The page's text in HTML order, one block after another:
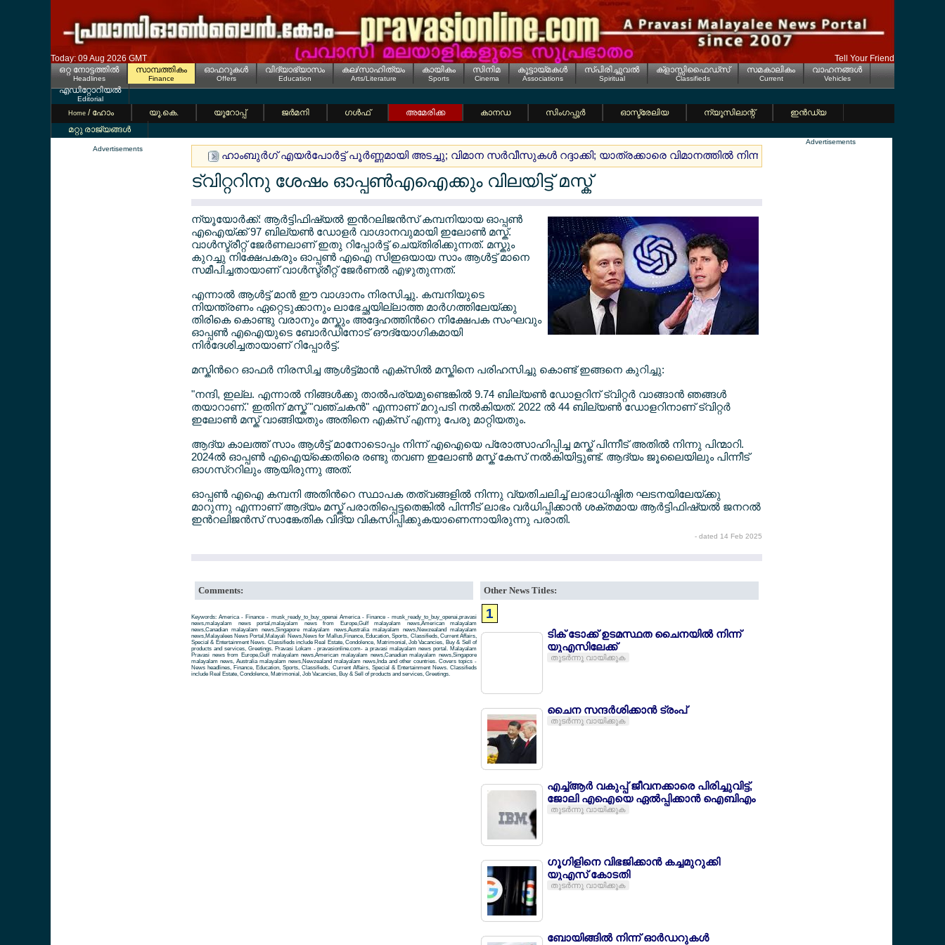
Today: 09 Aug 2026 GMT
Tell Your Friend
ഒറ്റ നോട്ടത്തില്‍
Headlines
സാമ്പത്തികം
Finance
ഓഫറുകള്‍
Offers
വിദ്യാഭ്യാസം
Education
കല/സാഹിത്യം
Arts/Literature
കായികം
Sports
സിനിമ
Cinema
കൂട്ടായ്മകള്‍
Associations
സ്പിരിച്ചുവല്‍
Spiritual
ക്ളാസ്സിഫൈഡ്സ്
Classifieds
സമകാലികം
Current
വാഹനങ്ങള്‍
Vehicles
എഡിറ്റോറിയല്‍
Editorial
Home / ഹോം യൂ.കെ. യൂറോപ്പ് ജര്‍മനി ഗള്‍ഫ് അമേരിക്ക കാനഡ സിംഗപ്പൂര്‍ ഓസ്ട്രേലിയ ന്യൂസിലാന്റ്
ഇന്‍ഡ്യ
മറ്റു രാജ്യങ്ങള്‍
Advertisements
ഹാംബുര്‍ഗ് എയര്‍പോര്‍ട്ട് പൂര്‍ണ്ണമായി അടച്ചു; വിമാന സര്‍വീസുകള്‍ റദ്ദാക്കി; യാത്രക്കാരെ വിമാനത്തില്‍ നിന്നും ഇറക്കി
ട്വിറ്ററിനു ശേഷം ഓപ്പണ്‍എഐക്കും വിലയിട്ട് മസ്ക്
ന്യൂയോര്‍ക്ക്: ആര്‍ട്ടിഫിഷ്യല്‍ ഇന്‍റലിജന്‍സ് കമ്പനിയായ ഓപ്പണ്‍
എഐയ്ക്ക് 97 ബില്യണ്‍ ഡോളര്‍ വാഗ്ദാനവുമായി ഇലോണ്‍ മസ്ക്.
വാള്‍സ്ട്രീറ്റ് ജേര്‍ണലാണ് ഇതു റിപ്പോര്‍ട്ട് ചെയ്തിരിക്കുന്നത്. മസ്കും
കുറച്ചു നിക്ഷേപകരും ഓപ്പണ്‍ എഐ സിഇഒയായ സാം ആള്‍ട്ട് മാനെ
സമീപിച്ചതായാണ് വാള്‍സ്ട്രീറ്റ് ജേര്‍ണല്‍ എഴുതുന്നത്.
എന്നാല്‍ ആള്‍ട്ട് മാന്‍ ഈ വാഗ്ദാനം നിരസിച്ചു. കമ്പനിയുടെ
നിയന്ത്രണം ഏറ്റെടുക്കാനും ലാഭേച്ഛയില്ലാത്ത മാര്‍ഗത്തിലേയ്ക്കു
തിരികെ കൊണ്ടു വരാനും മസ്കും അദ്ദേഹത്തിന്‍റെ നിക്ഷേപക സംഘവും
ഓപ്പണ്‍ എഐയുടെ ബോര്‍ഡിനോട് ഔദ്യോഗികമായി
നിര്‍ദേശിച്ചതായാണ് റിപ്പോര്‍ട്ട്.
മസ്കിന്‍റെ ഓഫര്‍ നിരസിച്ച ആള്‍ട്ട്മാന്‍ എക്സില്‍ മസ്കിനെ പരിഹസിച്ചു കൊണ്ട് ഇങ്ങനെ കുറിച്ചു:
"നന്ദി, ഇല്ല. എന്നാല്‍ നിങ്ങള്‍ക്കു താല്‍പര്യമുണ്ടെങ്കില്‍ 9.74 ബില്യണ്‍ ഡോളറിന് ട്വിറ്റര്‍ വാങ്ങാന്‍ ഞങ്ങള്‍
തയാറാണ്.' ഇതിന് മസ്ക് "വഞ്ചകന്‍" എന്നാണ് മറുപടി നല്‍കിയത്. 2022 ല്‍ 44 ബില്യണ്‍ ഡോളറിനാണ് ട്വിറ്റര്‍
ഇലോണ്‍ മസ്ക് വാങ്ങിയതും അതിനെ എക്സ് എന്നു പേരു മാറ്റിയതും.
ആദ്യ കാലത്ത് സാം ആള്‍ട്ട് മാനോടൊപ്പം നിന്ന് എഐയെ പ്രോത്സാഹിപ്പിച്ച മസ്ക് പിന്നീട് അതില്‍ നിന്നു പിന്മാറി.
2024ല്‍ ഓപ്പണ്‍ എഐയ്ക്കെതിരെ രണ്ടു തവണ ഇലോണ്‍ മസ്ക് കേസ് നല്‍കിയിട്ടുണ്ട്. ആദ്യം ജൂലൈയിലും പിന്നീട്
ഓഗസ്ററിലും ആയിരുന്നു അത്.
ഓപ്പണ്‍ എഐ കമ്പനി അതിന്‍റെ സ്ഥാപക തത്വങ്ങളില്‍ നിന്നു വ്യതിചലിച്ച് ലാഭാധിഷ്ഠിത ഘടനയിലേയ്ക്കു
മാറുന്നു എന്നാണ് ആദ്യം മസ്ക് പരാതിപ്പെട്ടതെങ്കില്‍ പിന്നീട് ലാഭം വര്‍ധിപ്പിക്കാന്‍ ശക്തമായ ആര്‍ട്ടിഫിഷ്യല്‍ ജനറല്‍
ഇന്‍റലിജന്‍സ് സാങ്കേതിക വിദ്യ വികസിപ്പിക്കുകയാണെന്നായിരുന്നു പരാതി.
- dated 14 Feb 2025
Comments:
Keywords: America - Finance - musk_ready_to_buy_openai America - Finance - musk_ready_to_buy_openai,pravasi
news,malayalam news portal,malayalam news from Europe,Gulf malayalam news,American malayalam
news,Canadian malayalam news,Singapore malayalam news,Australia malayalam news,Newzealand malayalam
news,Malayalees News Portal,Malayali News,News for Mallus,Finance, Education, Sports, Classifieds, Current Affairs,
Special & Entertainment News. Classifieds include Real Estate, Condolence, Matrimonial, Job Vacancies, Buy & Sell of
products and services, Greetings. Pravasi Lokam - pravasionline.com- a pravasi malayalam news portal. Malayalam
Pravasi news from Europe,Gulf malayalam news,American malayalam news,Canadian malayalam news,Singapore
malayalam news, Australia malayalam news,Newzealand malayalam news,Inda and other countries. Covers topics -
News headlines, Finance, Education, Sports, Classifieds, Current Affairs, Special & Entertainment News. Classifieds
include Real Estate, Condolence, Matrimonial, Job Vacancies, Buy & Sell of products and services, Greetings.
Other News Titles:
1
ടിക് ടോക്ക് ഉടമസ്ഥത ചൈനയില്‍ നിന്ന്
യുഎസിലേക്ക്
തുടര്‍ന്നു വായിക്കുക
ചൈന സന്ദര്‍ശിക്കാന്‍ ട്രംപ്
തുടര്‍ന്നു വായിക്കുക
എച്ച്ആര്‍ വകുപ്പ് ജീവനക്കാരെ പിരിച്ചുവിട്ട്,
ജോലി എഐയെ ഏല്‍പ്പിക്കാന്‍ ഐബിഎം
തുടര്‍ന്നു വായിക്കുക
ഗൂഗിളിനെ വിഭജിക്കാന്‍ കച്ചമുറുക്കി
യുഎസ് കോടതി
തുടര്‍ന്നു വായിക്കുക
ബോയിങ്ങില്‍ നിന്ന് ഓര്‍ഡറുകള്‍
Advertisements